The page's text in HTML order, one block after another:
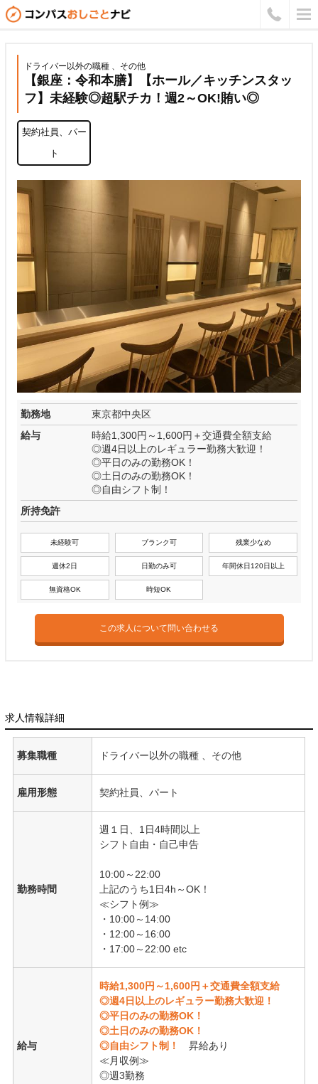
ドライバー以外の職種 、その他
【銀座：令和本膳】【ホール／キッチンスタッ
フ】未経験◎超駅チカ！週2～OK!賄い◎
契約社員、パー
ト
勤務地
東京都中央区
給与
時給1,300円～1,600円＋交通費全額支給
◎週4日以上のレギュラー勤務大歓迎！
◎平日のみの勤務OK！
◎土日のみの勤務OK！
◎自由シフト制！
所持免許
未経験可 ブランク可 残業少なめ
週休2日 日勤のみ可 年間休日120日以上
無資格OK 時短OK
この求人について問い合わせる
求人情報詳細
募集職種 ドライバー以外の職種 、その他
雇用形態 契約社員、パート
勤務時間
週１日、1日4時間以上
シフト自由・自己申告
10:00～22:00
上記のうち1日4h～OK！
≪シフト例≫
・10:00～14:00
・12:00～16:00
・17:00～22:00 etc
給与
時給1,300円～1,600円＋交通費全額支給
◎週4日以上のレギュラー勤務大歓迎！
◎平日のみの勤務OK！
◎土日のみの勤務OK！
◎自由シフト制！
昇給あり
≪月収例≫
◎週3勤務